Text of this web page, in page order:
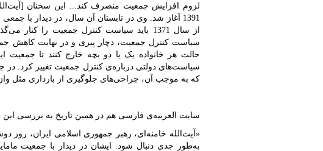
لزوم افزایش جمعیت منصرف کند... این سخنان
1391 آغاز شد. وی در تابستان آن سال، در دیدار با
از سال 1371 باید سیاست‌ کنترل جمعیت را
سیاست کنترل جمعیت، دچار پیری و در ‌‌نهایت کاهش
سیاست‌های دولتی درباره‌ی کنترل جمعیت تغییر کرد. در
که به موجب آن، جراحی‌های جلوگیری از بارداری مثل
سایت العربیه‌ی فارسی هم در همین تاریخ به بررسی
به‌طور جدی دنبال شود. ایشان در دیدار با جمعیت